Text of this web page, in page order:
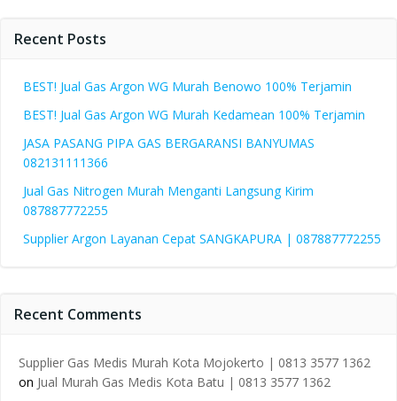
Recent Posts
BEST! Jual Gas Argon WG Murah Benowo 100% Terjamin
BEST! Jual Gas Argon WG Murah Kedamean 100% Terjamin
JASA PASANG PIPA GAS BERGARANSI BANYUMAS
082131111366
Jual Gas Nitrogen Murah Menganti Langsung Kirim
087887772255
Supplier Argon Layanan Cepat SANGKAPURA | 087887772255
Recent Comments
Supplier Gas Medis Murah Kota Mojokerto | 0813 3577 1362
on Jual Murah Gas Medis Kota Batu | 0813 3577 1362